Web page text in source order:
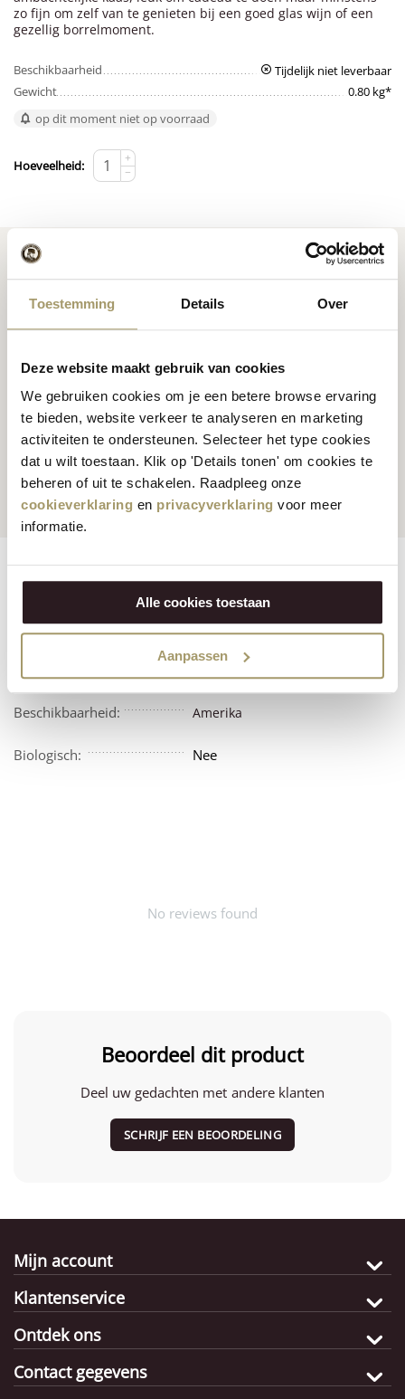
Toestemming Details Over
Deze website maakt gebruik van cookies
We gebruiken cookies om je een betere browse ervaring
te bieden, website verkeer te analyseren en marketing
activiteiten te ondersteunen. Selecteer het type cookies
dat u wilt toestaan. Klik op 'Details tonen' om cookies te
beheren of uit te schakelen. Raadpleeg onze
cookieverklaring en privacyverklaring voor meer
informatie.
Alle cookies toestaan
Aanpassen
zo fijn om zelf van te genieten bij een goed glas wijn of een
gezellig borrelmoment.
Beschikbaarheid
Tijdelijk niet leverbaar
Gewicht
0.80 kg*
op dit moment niet op voorraad
Hoeveelheid:
+
−
Klanten beoordelen ons
gemiddeld met een 9.5
Snelle en betrouwbare
levering
Vegetarisch: Nee
Beschikbaarheid: Amerika
Biologisch: Nee
No reviews found
Beoordeel dit product
Deel uw gedachten met andere klanten
SCHRIJF EEN BEOORDELING
Mijn account
Klantenservice
Ontdek ons
Contact gegevens